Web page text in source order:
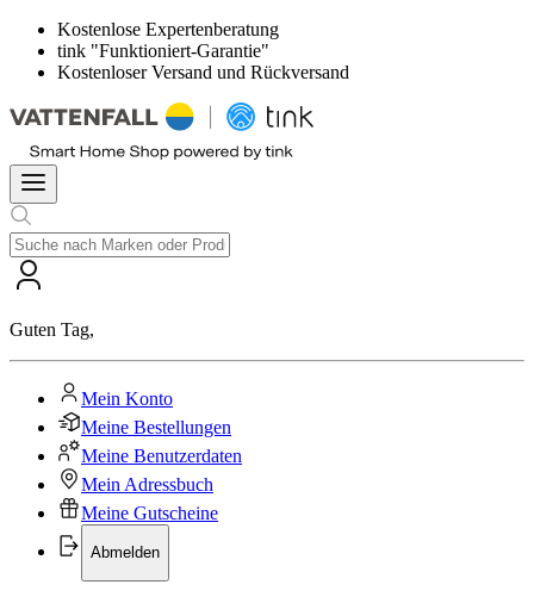
Kostenlose Expertenberatung
tink "Funktioniert-Garantie"
Kostenloser Versand und Rückversand
Guten Tag,
Mein Konto
Meine Bestellungen
Meine Benutzerdaten
Mein Adressbuch
Meine Gutscheine
Abmelden